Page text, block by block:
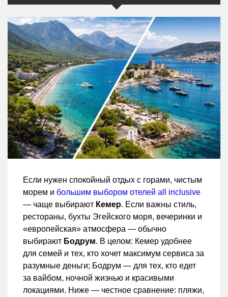
Если нужен спокойный отдых с горами, чистым
морем и большим выбором отелей all inclusive
— чаще выбирают Кемер. Если важны стиль,
рестораны, бухты Эгейского моря, вечеринки и
«европейская» атмосфера — обычно
выбирают Бодрум. В целом: Кемер удобнее
для семей и тех, кто хочет максимум сервиса за
разумные деньги; Бодрум — для тех, кто едет
за вайбом, ночной жизнью и красивыми
локациями. Ниже — честное сравнение: пляжи,